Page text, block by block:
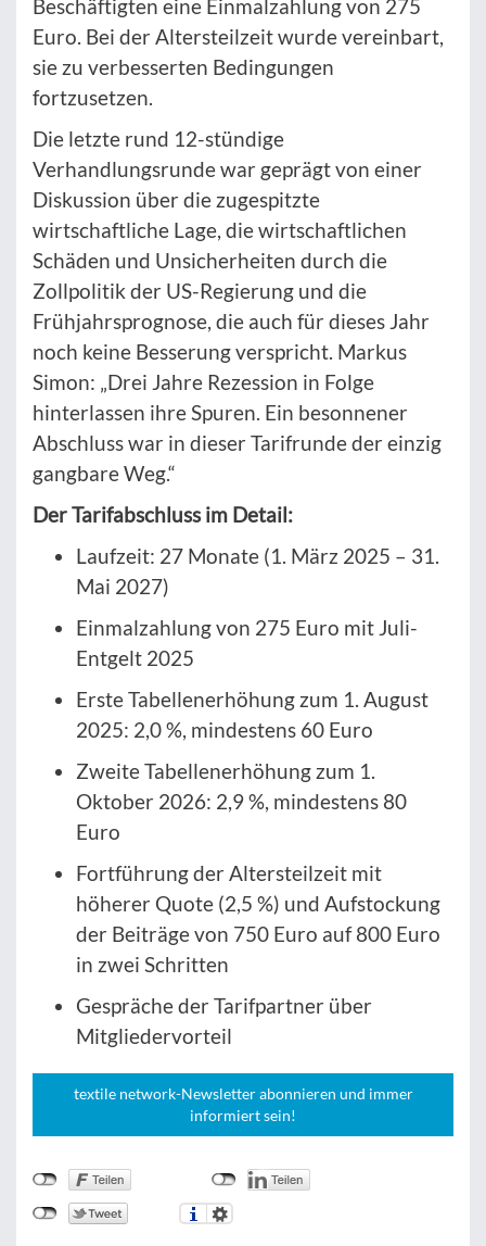
Beschäftigten eine Einmalzahlung von 275
Euro. Bei der Altersteilzeit wurde vereinbart,
sie zu verbesserten Bedingungen
fortzusetzen.
Die letzte rund 12-stündige
Verhandlungsrunde war geprägt von einer
Diskussion über die zugespitzte
wirtschaftliche Lage, die wirtschaftlichen
Schäden und Unsicherheiten durch die
Zollpolitik der US-Regierung und die
Frühjahrsprognose, die auch für dieses Jahr
noch keine Besserung verspricht. Markus
Simon: „Drei Jahre Rezession in Folge
hinterlassen ihre Spuren. Ein besonnener
Abschluss war in dieser Tarifrunde der einzig
gangbare Weg.“
Der Tarifabschluss im Detail:
Laufzeit: 27 Monate (1. März 2025 – 31.
Mai 2027)
Einmalzahlung von 275 Euro mit Juli-
Entgelt 2025
Erste Tabellenerhöhung zum 1. August
2025: 2,0 %, mindestens 60 Euro
Zweite Tabellenerhöhung zum 1.
Oktober 2026: 2,9 %, mindestens 80
Euro
Fortführung der Altersteilzeit mit
höherer Quote (2,5 %) und Aufstockung
der Beiträge von 750 Euro auf 800 Euro
in zwei Schritten
Gespräche der Tarifpartner über
Mitgliedervorteil
textile network-Newsletter abonnieren und immer
informiert sein!